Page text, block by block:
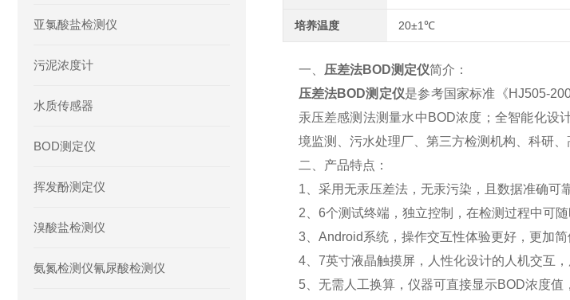
培养温度 20±1℃
一、 压差法BOD测定仪简介：
压差法BOD测定仪是参考国家标准《HJ505-
汞压差感测法测量水中BOD浓度；全智能化设
境监测、污水处理厂、第三方检测机构、科研、
二、产品特点：
1、采用无汞压差法，无汞污染，且数据准确可
2、6个测试终端，独立控制，在检测过程中可随
3、Android系统，操作交互性体验更好，更加简
4、7英寸液晶触摸屏，人性化设计的人机交互
5、无需人工换算，仪器可直接显示BOD浓度值
亚氯酸盐检测仪
污泥浓度计
水质传感器
BOD测定仪
挥发酚测定仪
溴酸盐检测仪
氨氮检测仪氰尿酸检测仪